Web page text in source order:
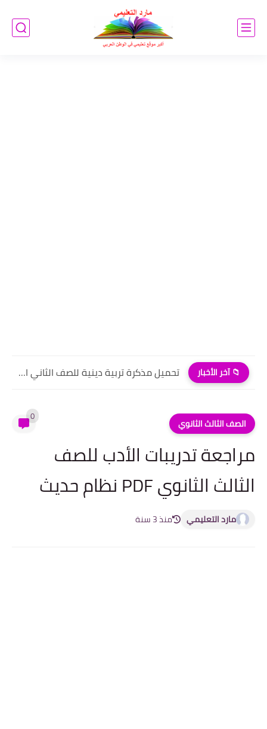
📁 آخر الأخبار تحميل مذكرة تربية دينية للصف الثاني الابتدائي PDF الترم الأول...
الصف الثالث الثانوي 0
مراجعة تدريبات الأدب للصف
الثالث الثانوي PDF نظام حديث
مارد التعليمي منذ 3 سنة